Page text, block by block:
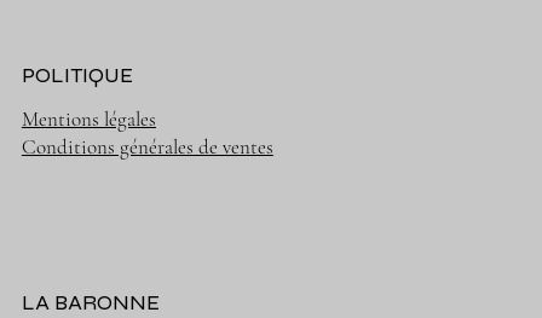
POLITIQUE
Mentions légales
Conditions générales de ventes
LA BARONNE